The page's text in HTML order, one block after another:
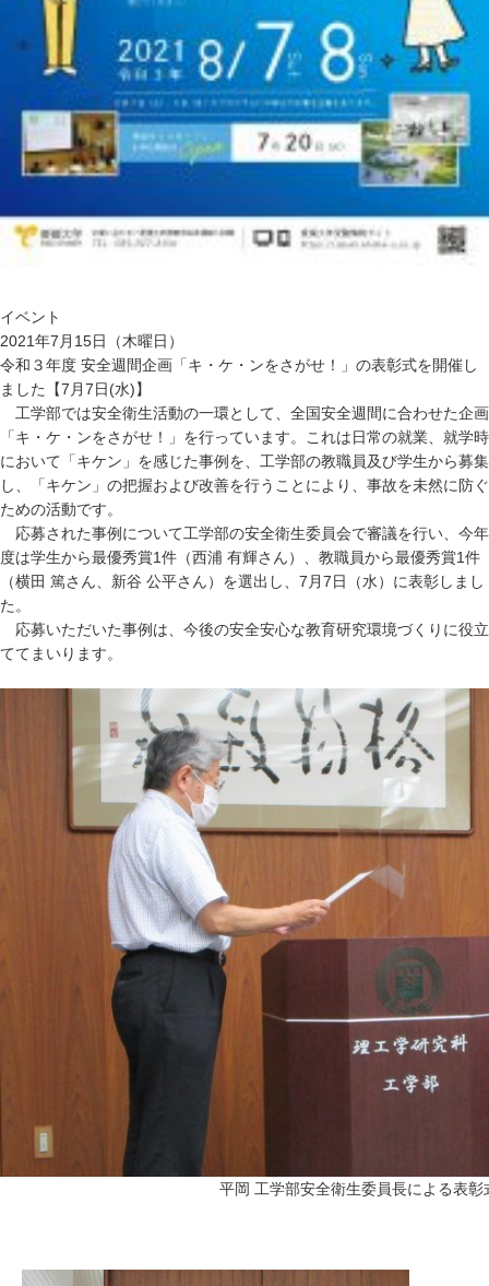
イベント
2021年7月15日（木曜日）
令和３年度 安全週間企画「キ・ケ・ンをさがせ！」の表彰式を開催し
ました【7月7日(水)】
工学部では安全衛生活動の一環として、全国安全週間に合わせた企画
「キ・ケ・ンをさがせ！」を行っています。これは日常の就業、就学時
において「キケン」を感じた事例を、工学部の教職員及び学生から募集
し、「キケン」の把握および改善を行うことにより、事故を未然に防ぐ
ための活動です。
応募された事例について工学部の安全衛生委員会で審議を行い、今年
度は学生から最優秀賞1件（西浦 有輝さん）、教職員から最優秀賞1件
（横田 篤さん、新谷 公平さん）を選出し、7月7日（水）に表彰しまし
た。
応募いただいた事例は、今後の安全安心な教育研究環境づくりに役立
ててまいります。
平岡 工学部安全衛生委員長による表彰